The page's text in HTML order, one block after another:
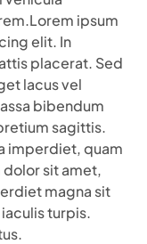
ipsum
elit. In
placerat. Sed
lacus vel
bibendum
sagittis.
imperdiet, quam
sit amet,
magna sit
turpis.